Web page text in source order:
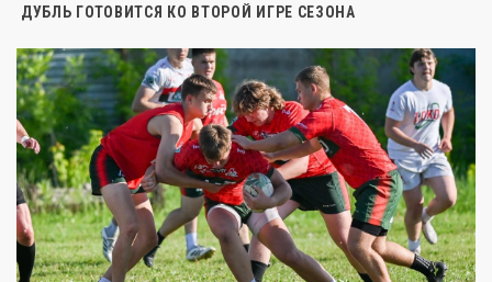
ДУБЛЬ ГОТОВИТСЯ КО ВТОРОЙ ИГРЕ СЕЗОНА